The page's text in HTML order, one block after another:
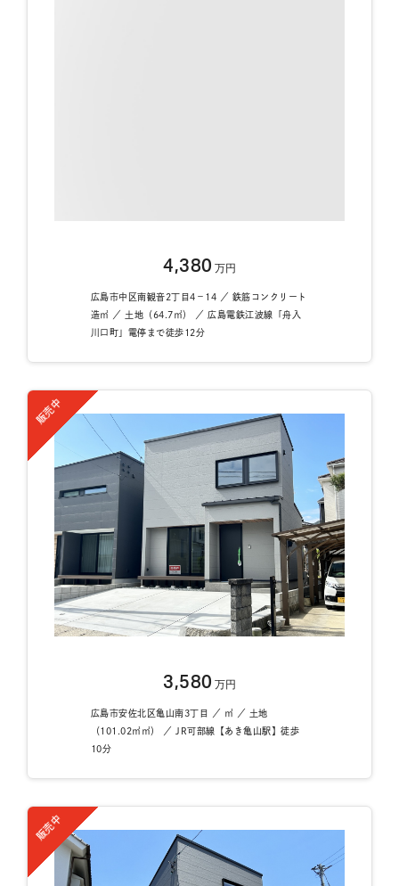
4,380 万円
広島市中区南観音2丁目4－14 ／ 鉄筋コンクリート
造㎡ ／ 土地（64.7㎡） ／ 広島電鉄江波線「舟入
川口町」電停まで徒歩12分
販売中
3,580 万円
広島市安佐北区亀山南3丁目 ／ ㎡ ／ 土地
（101.02㎡㎡） ／ JR可部線【あき亀山駅】徒歩
10分
販売中